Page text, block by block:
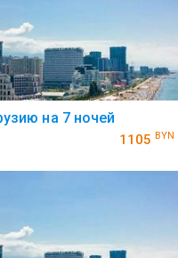
на 7 ночей
1105 BYN